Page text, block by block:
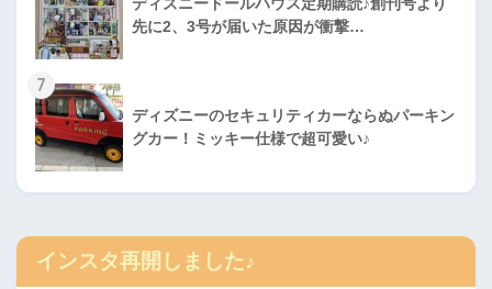
ディズニードールハウス定期購読♪創刊号より
先に2、3号が届いた原因が衝撃…
7
ディズニーのセキュリティカーならぬパーキン
グカー！ミッキー仕様で超可愛い♪
インスタ再開しました♪